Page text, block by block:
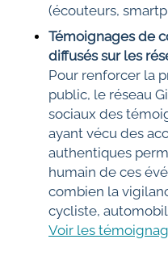
(écouteurs,
Témoignages de
diffusés sur les
Pour renforcer la
public, le réseau
sociaux des
ayant vécu des
authentiques
humain de ces
combien la
cycliste,
Voir les